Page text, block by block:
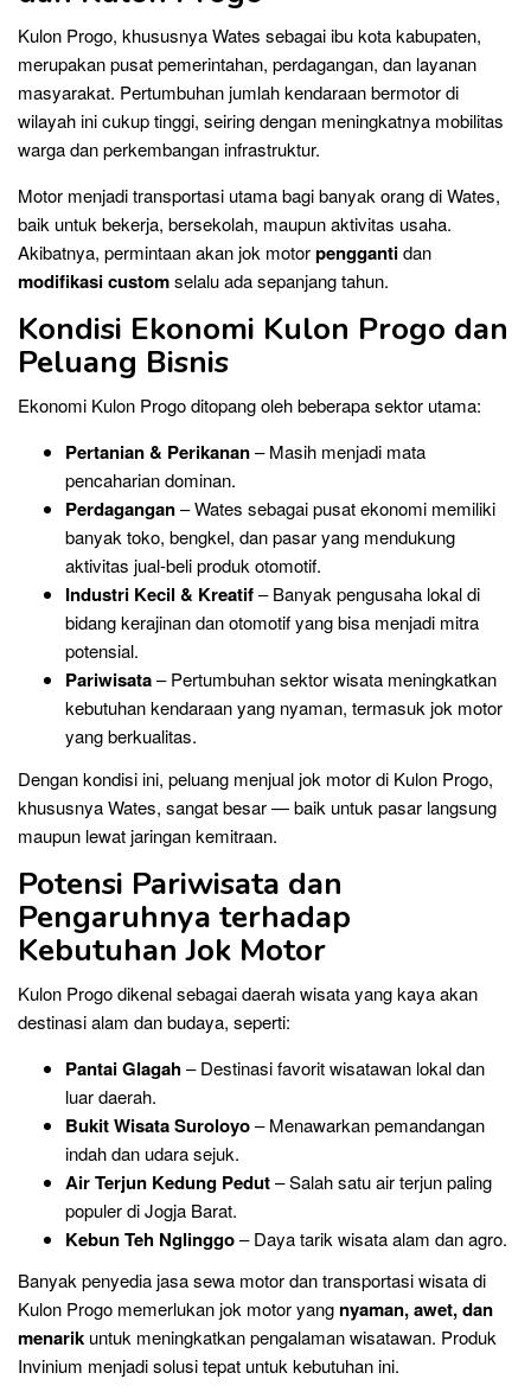
Kulon Progo, khususnya Wates sebagai ibu kota kabupaten,
merupakan pusat pemerintahan, perdagangan, dan layanan
masyarakat. Pertumbuhan jumlah kendaraan bermotor di
wilayah ini cukup tinggi, seiring dengan meningkatnya mobilitas
warga dan perkembangan infrastruktur.
Motor menjadi transportasi utama bagi banyak orang di Wates,
baik untuk bekerja, bersekolah, maupun aktivitas usaha.
Akibatnya, permintaan akan jok motorpenggantidan
modifikasi customselalu ada sepanjang tahun.
Kondisi Ekonomi Kulon Progo dan
Peluang Bisnis
Ekonomi Kulon Progo ditopang oleh beberapa sektor utama:
Pertanian & Perikanan– Masih menjadi mata
pencaharian dominan.
Perdagangan– Wates sebagai pusat ekonomi memiliki
banyak toko, bengkel, dan pasar yang mendukung
aktivitas jual-beli produk otomotif.
Industri Kecil & Kreatif– Banyak pengusaha lokal di
bidang kerajinan dan otomotif yang bisa menjadi mitra
potensial.
Pariwisata– Pertumbuhan sektor wisata meningkatkan
kebutuhan kendaraan yang nyaman, termasuk jok motor
yang berkualitas.
Dengan kondisi ini, peluang menjual jok motor di Kulon Progo,
khususnya Wates, sangat besar — baik untuk pasar langsung
maupun lewat jaringan kemitraan.
Potensi Pariwisata dan
Pengaruhnya terhadap
Kebutuhan Jok Motor
Kulon Progo dikenal sebagai daerah wisata yang kaya akan
destinasi alam dan budaya, seperti:
Pantai Glagah– Destinasi favorit wisatawan lokal dan
luar daerah.
Bukit Wisata Suroloyo– Menawarkan pemandangan
indah dan udara sejuk.
Air Terjun Kedung Pedut– Salah satu air terjun paling
populer di Jogja Barat.
Kebun Teh Nglinggo– Daya tarik wisata alam dan agro.
Banyak penyedia jasa sewa motor dan transportasi wisata di
Kulon Progo memerlukan jok motor yang nyaman, awet, dan
menarik untuk meningkatkan pengalaman wisatawan. Produk
Invinium menjadi solusi tepat untuk kebutuhan ini.